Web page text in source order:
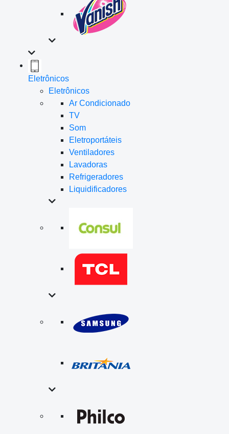
Eletrônicos
Eletrônicos
Ar Condicionado
TV
Som
Eletroportáteis
Ventiladores
Lavadoras
Refrigeradores
Liquidificadores